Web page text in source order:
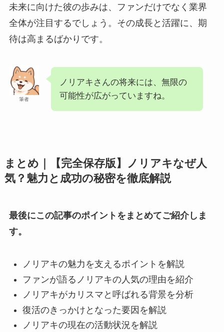
未来に向けた彼の歩みは、ファンだけでなく業界
全体が注目するでしょう。その成長と活躍に、期
待は高まるばかりです。
筆者
ノリアキさんの将来には、無限の
可能性が広がっていますね。
まとめ｜【完全保存版】ノリアキなぜ人
気？魅力と成功の秘密を徹底解説
最後にこの記事のポイントをまとめてご紹介しま
す。
ノリアキの魅力を支えるポイントを解説
ファンが語るノリアキの人気の理由を紹介
ノリアキがカリスマと呼ばれる背景を分析
復活のきっかけとなった要因を解説
ノリアキの現在の活動状況を解説